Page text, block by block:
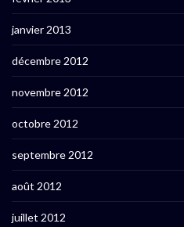
janvier 2013
décembre 2012
novembre 2012
octobre 2012
septembre 2012
août 2012
juillet 2012